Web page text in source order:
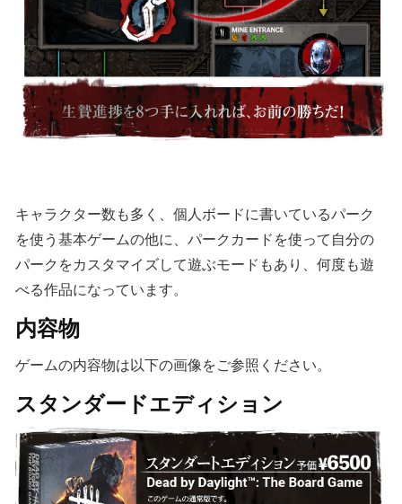
キャラクター数も多く、個人ボードに書いているパーク
を使う基本ゲームの他に、パークカードを使って自分の
パークをカスタマイズして遊ぶモードもあり、何度も遊
べる作品になっています。
内容物
ゲームの内容物は以下の画像をご参照ください。
スタンダードエディション